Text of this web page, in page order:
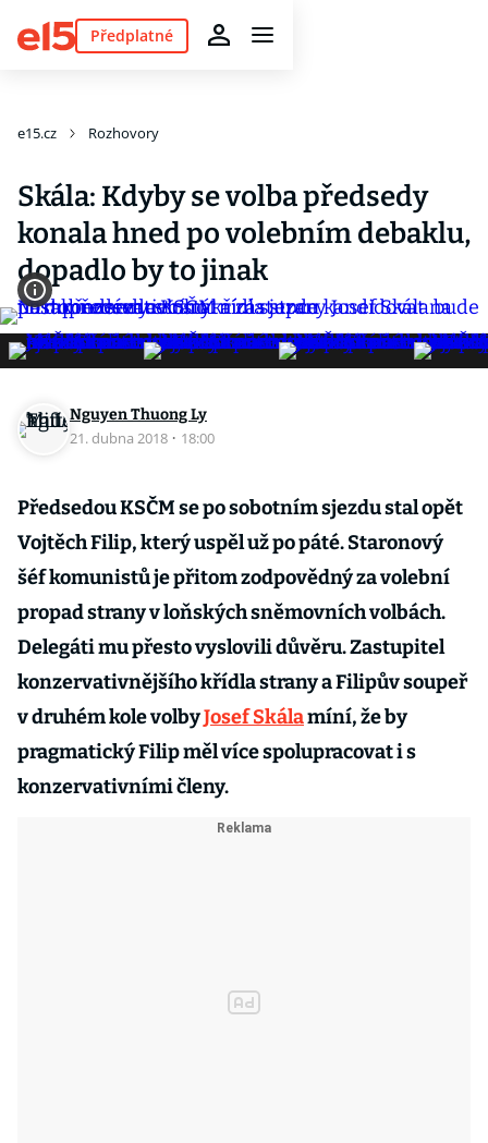
Předplatné
e15.cz Rozhovory
Skála: Kdyby se volba předsedy
konala hned po volebním debaklu,
dopadlo by to jinak
Nguyen Thuong Ly
21. dubna 2018 · 18:00
Předsedou KSČM se po sobotním sjezdu stal opět
Vojtěch Filip, který uspěl už po páté. Staronový
šéf komunistů je přitom zodpovědný za volební
propad strany v loňských sněmovních volbách.
Delegáti mu přesto vyslovili důvěru. Zastupitel
konzervativnějšího křídla strany a Filipův soupeř
v druhém kole volbyJosef Skálamíní, že by
pragmatický Filip měl více spolupracovat i s
konzervativními členy.